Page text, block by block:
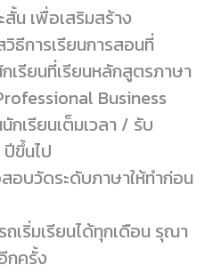
น เพื่อเสริมสร้าง
ธีการเรียนการสอนที่
เรียนที่เรียนหลักสูตรภาษา
Business
กเรียนเต็มเวลา / รับ
ขึ้นไป
อบวัดระดับภาษาให้ทำก่อน
เริ่มเรียนได้ทุกเดือน รุณา
กครั้ง